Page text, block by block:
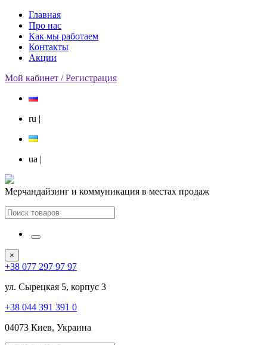
Главная
Про нас
Как мы работаем
Контакты
Акции
Мой кабинет / Регистрация
ru |
ua |
Мерчандайзинг и коммуникация в местах продаж
×
+38 077 297 97 97
ул. Сырецкая 5, корпус 3
+38 044 391 391 0
04073 Киев, Украина